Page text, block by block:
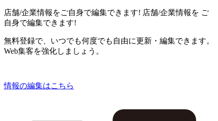
店舗/企業情報をご自身で編集できます! 店舗/企業情報を ご
自身で編集できます!
無料登録で、いつでも何度でも自由に更新・編集できます。
Web集客を強化しましょう。
情報の編集はこちら